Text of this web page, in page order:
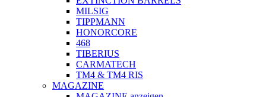
MILSIG
TIPPMANN
HONORCORE
468
TIBERIUS
CARMATECH
TM4 & TM4 RIS
MAGAZINE